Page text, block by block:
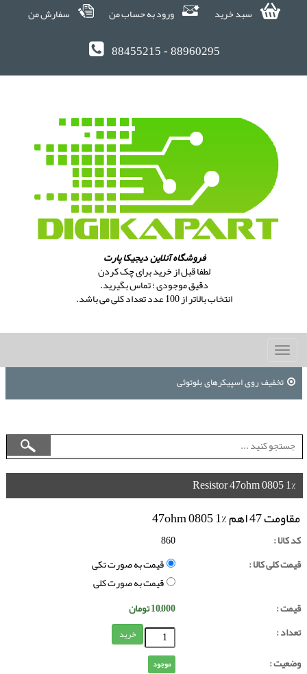
سبد خرید ورود به حساب من سفارش من
88455215 - 88960295
فروشگاه آنلاین دیجیکا پارت
لطفا قبل از خرید برای چک کردن
دقیق موجودی ؛ تماس بگیرید.
انتخاب بالاتر از 100 عدد تعداد کلی می باشد.
Toggle
navigation
تخفیف روی اسپیکرهای بلوتوثی
Resistor 47ohm 0805 1%
مقاومت 47 اهم 47ohm 0805 1%
کد کالا :
860
قیمت کلی کالا :
قیمت به صورت تکی
قیمت به صورت کلی
قیمت :
10,000تومان
تعداد :
خرید
وضعیت : موجود